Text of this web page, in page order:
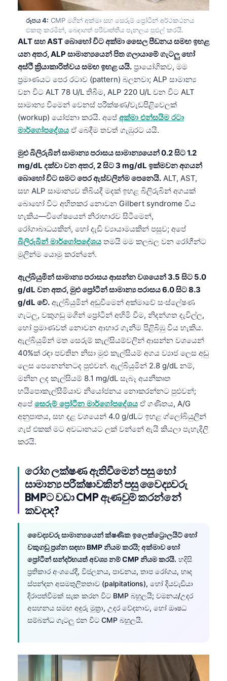
රූපය 4: CMP මගින් අක්මා සහ සෙරුම් ප්‍රෝටීන් අර්ථකථනය
එකතු කරමින්, බෙදාගත් පරිවෘත්තීය පැනලය පුළුල් කරයි.
ALT සහ AST බොහෝ විට අක්මා සෛල පීඩනය සමඟ ඉහළ
යන අතර, ALP සාමාන්‍යයෙන් පිත ගලායාමේ ගැටලු හෝ
අස්ථි ක්‍රියාකාරිත්වය සමඟ ඉහළ යයි. ප්‍රායෝගිකව, මම
ප්‍රමාණයට පෙර රටාව (pattern) බලනවා; ALP සාමාන්‍ය
වන විට ALT 78 U/L තිබීම, ALP 220 U/L වන විට ALT
සාමාන්‍ය වීමෙන් වෙනස් පරීක්ෂණ/වැඩපිළිවෙලක්
(workup) යෝජනා කරයි. අපේ අක්මා එන්සයිම රටා
මාර්ගෝපදේශය ඒ බෙදීම තවත් ගැඹුරට යයි.
මුළු බිලිරුබින් සාමාන්‍ය පරාසය සාමාන්‍යයෙන් 0.2 සිට 1.2
mg/dL දක්වා වන අතර, 2 සිට 3 mg/dL ඉක්මවන අගයන්
බොහෝ විට සමට පෙර ඇස්වලින්ම පෙනෙයි. ALT, AST,
සහ ALP සාමාන්‍යව තිබියදී මදක් ඉහළ බිලිරුබින් අගයක්
බොහෝ විට අහිතකර නොවන Gilbert syndrome විය
හැකිය—විශේෂයෙන් නිරාහාරව සිටීමෙන්,
රෝගාබාධයකින්, හෝ දැඩි ව්‍යායාමයකින් පසුව; අපේ
බිලිරුබින් මාර්ගෝපදේශය තමයි මම කලබල වන රෝගීන්ට
මුලින්ම යොමු කරන්නේ.
ඇල්බියුමින් සාමාන්‍ය පරාසය ආසන්න වශයෙන් 3.5 සිට 5.0
g/dL වන අතර, මුළු ප්‍රෝටීන් සාමාන්‍ය පරාසය 6.0 සිට 8.3
g/dL වේ. ඇල්බියුමින් අඩුවීමෙන් අක්මාවේ සංස්ලේෂණ
ගැටලු, වකුගඩු මගින් ප්‍රෝටීන් අහිමි වීම, නිදන්ගත දැවිල්ල,
හෝ ප්‍රමාණවත් නොවන ආහාර ගැනීම පිළිබිඹු විය හැකිය.
ඇල්බියුමින් මත සෙරුම් කැල්සියම්වලින් ආසන්න වශයෙන්
40%ක් රඳා පවතින නිසා මුළු කැල්සියම් අගය ව්‍යාජ ලෙස අඩු
ලෙස පෙනෙන්නටද පුළුවන්. ඇල්බියුමින් 2.8 g/dL නම්,
මනින ලද කැල්සියම් 8.1 mg/dL සැබෑ අයනීකෘත
හයිපොකැල්සීමියාව නියෝජනය නොකරන්නට පුළුවන්;
අපේ සෙරුම් ප්‍රෝටීන මාර්ගෝපදේශය ඒ ගණිතය, A/G
අනුපාතය, සහ දළ වශයෙන් 4.0 g/dLට ඉහළ ග්ලෝබියුලින්
ගැප් එකක් මට අවධානයට ලක් වන්නේ ඇයි කියලා පැහැදිලි
කරයි.
රෝග ලක්ෂණ ඇතිවීමෙන් පසු හෝ
සාමාන්‍ය පරීක්ෂාවකින් පසු වෛද්‍යවරු
BMPට වඩා CMP ඇණවුම් කරන්නේ
කවදාද?
වෛද්‍යවරු සාමාන්‍යයෙන් ක්ෂණික ඉලෙක්ට්‍රොලයිට් හෝ
වකුගඩු ප්‍රශ්න සඳහා BMP නියම කරයි; අක්මාව හෝ
ප්‍රෝටීන් සන්දර්භයත් අවශ්‍ය නම් CMP නියම කරයි. හදිසි
ප්‍රතිකාර අංශයේදී, විජලනය, පාචනය, තාප රෝගය, හෘද
ස්පන්දන අසමතුලිතතාව (palpitations), හෝ දියවැඩියා
දිරාපත්වීමක් සැක කරන විට BMP බහුලයි; වමනය/උදර
අසහනය සමඟ අඳුරු මුත්‍රා, උදර වේදනාව, හෝ ඖෂධ
සම්බන්ධ ගැටලු එන විට CMP බහුලයි.
Occitan
Монгол
ພາສາລາວ
Basa Jawa
Cebuano
ئۇيغۇرچە
Кыргызча
Татар теле
Беларуская мова
Esperanto
Frysk
Norsk bokmål